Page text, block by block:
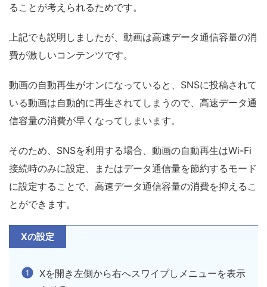
ることが考えられるためです。
上記でも説明しましたが、動画は高速データ通信容量の消
費が激しいコンテンツです。
動画の自動再生がオンになっていると、SNSに投稿されて
いる動画は自動的に再生されてしまうので、高速データ通
信容量の消費が早くなってしまいます。
そのため、SNSを利用する場合、動画の自動再生はWi-Fi
接続時のみに設定、またはデータ通信量を節約するモード
に設定することで、高速データ通信容量の消費を抑えるこ
とができます。
Xの設定
Xを開き左側から右へスワイプしメニューを表示